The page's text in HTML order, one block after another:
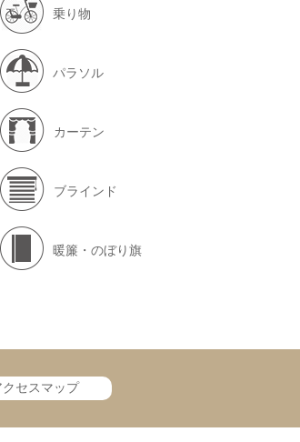
乗り物
パラソル
カーテン
ブラインド
暖簾・のぼり旗
クセスマップ